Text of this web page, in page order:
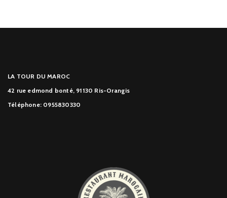
LA TOUR DU MAROC
42 rue edmond bonté, 91130 Ris-Orangis
Téléphone: 0955830330